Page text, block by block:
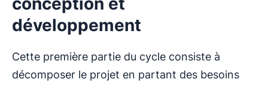
développement
Cette première partie du cycle consiste à
décomposer le projet en partant des besoins